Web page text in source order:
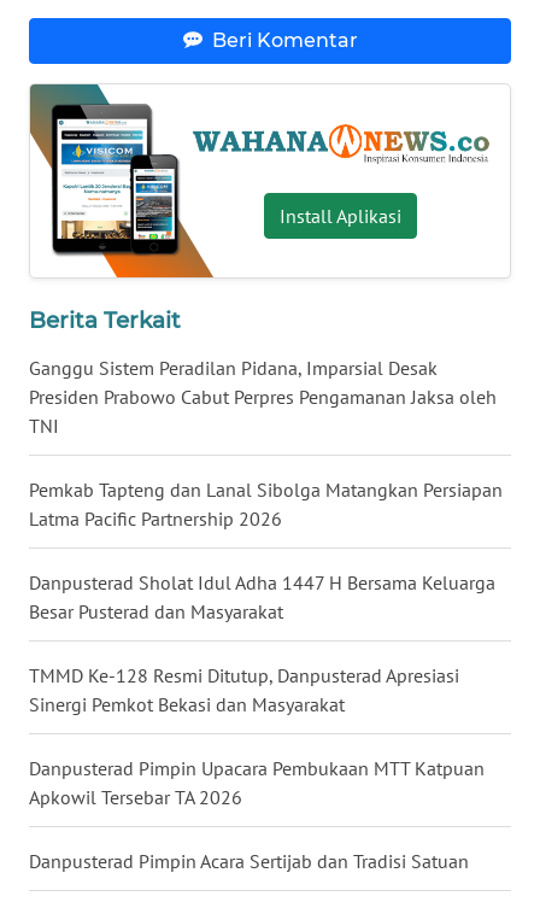
Beri Komentar
Install Aplikasi
Berita Terkait
Ganggu Sistem Peradilan Pidana, Imparsial Desak
Presiden Prabowo Cabut Perpres Pengamanan Jaksa oleh
TNI
Pemkab Tapteng dan Lanal Sibolga Matangkan Persiapan
Latma Pacific Partnership 2026
Danpusterad Sholat Idul Adha 1447 H Bersama Keluarga
Besar Pusterad dan Masyarakat
TMMD Ke-128 Resmi Ditutup, Danpusterad Apresiasi
Sinergi Pemkot Bekasi dan Masyarakat
Danpusterad Pimpin Upacara Pembukaan MTT Katpuan
Apkowil Tersebar TA 2026
Danpusterad Pimpin Acara Sertijab dan Tradisi Satuan
WN
JOGJA
WN
JATIM
BALI
WN
KALTENG
KALTARA
KALSEL
KALTIM
WN
SULSEL